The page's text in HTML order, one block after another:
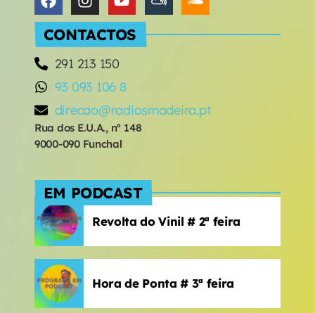
CONTACTOS
291 213 150
93 093 106 8
direcao@radiosmadeira.pt
Rua dos E.U.A., nº 148
9000-090 Funchal
EM PODCAST
Revolta do Vinil # 2ª feira
Hora de Ponta # 3ª feira